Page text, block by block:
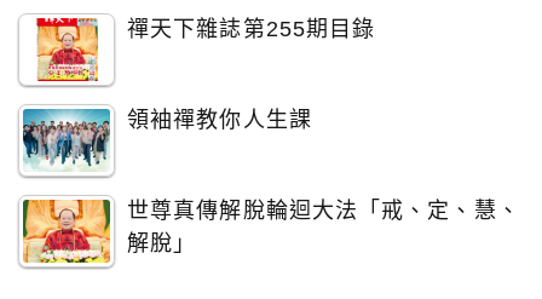
禪天下雜誌第255期目錄
領袖禪教你人生課
世尊真傳解脫輪迴大法「戒、定、慧、
解脫」